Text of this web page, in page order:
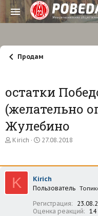
Продам
остатки
(желательно
Жулебино
А
о
р
е
Kirich
Д
а
а
ч
л
а
27.08.2018
K Kirich
Пользователь
Регистрация
Оценка реакций
14